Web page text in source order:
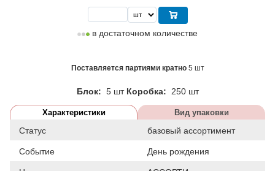
в достаточном количестве
Поставляется партиями кратно 5 шт
Блок: 5 шт Коробка: 250 шт
Характеристики Вид упаковки
Статус базовый ассортимент
Событие День рождения